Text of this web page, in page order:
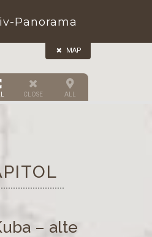
Panorama
MAP
CLOSE ALL
– alte